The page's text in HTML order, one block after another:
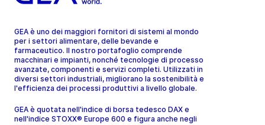
GEA è uno dei maggiori fornitori di sistemi al mondo
per i settori alimentare, delle bevande e
farmaceutico. Il nostro portafoglio comprende
macchinari e impianti, nonché tecnologie di processo
avanzate, componenti e servizi completi. Utilizzati in
diversi settori industriali, migliorano la sostenibilità e
l'efficienza dei processi produttivi a livello globale.
GEA è quotata nell'indice di borsa tedesco DAX e
nell'indice STOXX® Europe 600 e figura anche negli